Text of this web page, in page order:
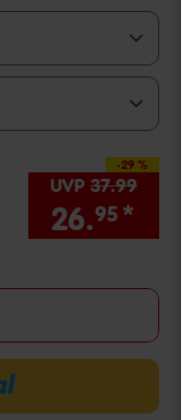
-29 %
Sie Sparen 29
UVP 37.99
26.95 *